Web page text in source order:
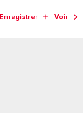
Enregistrer Voir